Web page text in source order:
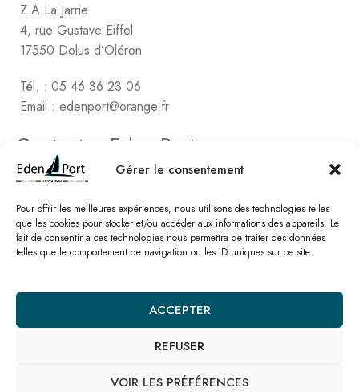
Gérer le consentement
Pour offrir les meilleures expériences, nous utilisons des technologies telles
que les cookies pour stocker et/ou accéder aux informations des appareils. Le
fait de consentir à ces technologies nous permettra de traiter des données
telles que le comportement de navigation ou les ID uniques sur ce site.
ACCEPTER
REFUSER
VOIR LES PRÉFÉRENCES
Z.A La Jarrie
4, rue Gustave Eiffel
17550 Dolus d’Oléron
Tél. : 05 46 36 23 06
Email : edenport@orange.fr
Contactez Eden Port
Comptabilité
2, rue de Vert-Bois – La Gaconnière
17480 le Château d’Oléon
Tél. : 05 46 47 78 16